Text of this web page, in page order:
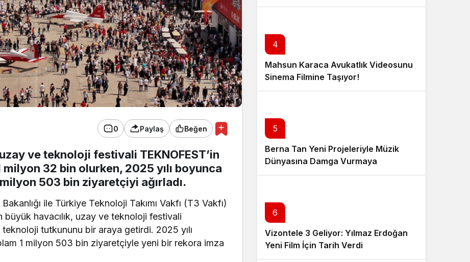
0 Paylaş Beğen
ve teknoloji festivali TEKNOFEST’in
milyon 32 bin olurken, 2025 yılı boyunca
503 bin ziyaretçiyi ağırladı.
ile Türkiye Teknoloji Takımı Vakfı (T3 Vakfı)
havacılık, uzay ve teknoloji festivali
tutkununu bir araya getirdi. 2025 yılı
1 milyon 503 bin ziyaretçiyle yeni bir rekora imza
4
Mahsun Karaca Avukatlık Videosunu
Sinema Filmine Taşıyor!
5
Berna Tan Yeni Projeleriyle Müzik
Dünyasına Damga Vurmaya
Hazırlanıyor
6
Vizontele 3 Geliyor: Yılmaz Erdoğan
Yeni Film İçin Tarih Verdi